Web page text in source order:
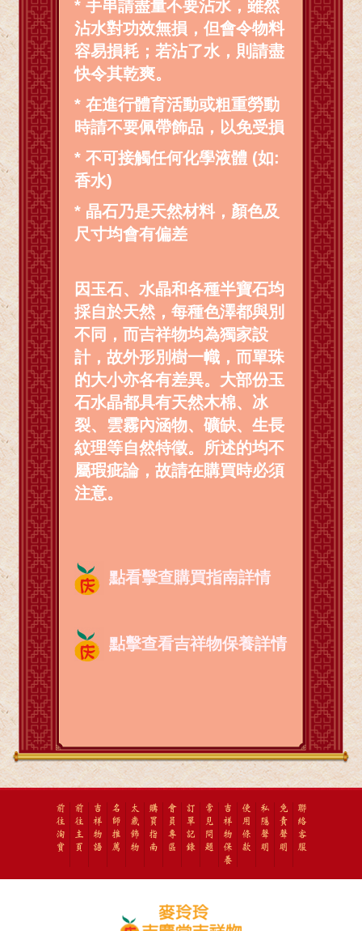
* 手串請盡量不要沾水，雖然
沾水對功效無損，但會令物料
容易損耗；若沾了水，則請盡
快令其乾爽。
* 在進行體育活動或粗重勞動
時請不要佩帶飾品，以免受損
* 不可接觸任何化學液體 (如:
香水)
* 晶石乃是天然材料，顏色及
尺寸均會有偏差
因玉石、水晶和各種半寶石均
採自於天然，每種色澤都與別
不同，而吉祥物均為獨家設
計，故外形別樹一幟，而單珠
的大小亦各有差異。大部份玉
石水晶都具有天然木棉、冰
裂、雲霧內涵物、礦缺、生長
紋理等自然特徵。所述的均不
屬瑕疵論，故請在購買時必須
注意。
點看擊查購買指南詳情
點擊查看吉祥物保養詳情
前
往
淘
寶
前
往
主
頁
吉
祥
物
語
名
師
推
薦
太
歲
飾
物
購
買
指
南
會
員
專
區
訂
單
記
錄
常
見
問
題
吉
祥
物
保
養
使
用
條
款
私
隱
聲
明
免
責
聲
明
聯
絡
客
服